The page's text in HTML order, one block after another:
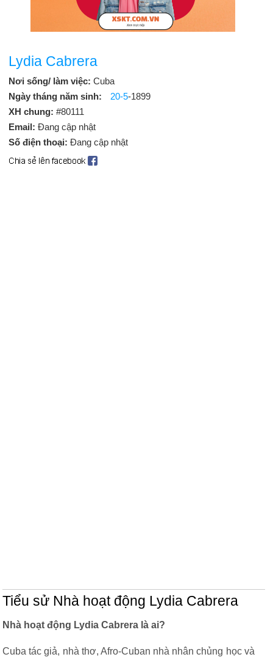
Lydia Cabrera
Nơi sống/ làm việc: Cuba
Ngày tháng năm sinh:
20-5-1899
XH chung: #80111
Email: Đang cập nhật
Số điện thoại: Đang cập nhật
Tiểu sử Nhà hoạt động Lydia Cabrera
Nhà hoạt động Lydia Cabrera là ai?
Cuba tác giả, nhà thơ, Afro-Cuban nhà nhân chủng học và